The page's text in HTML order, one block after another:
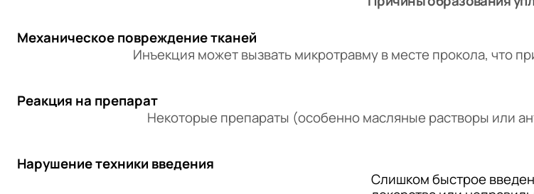
Механическое повреждение тканей
Инъекция может вызвать микротравму в месте прокола, что
Реакция на препарат
Некоторые препараты (особенно масляные растворы или
Нарушение техники введения
Слишком быстрое